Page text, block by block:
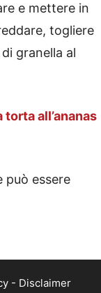
e mettere in
togliere
granella al
all’ananas
può essere
- Disclaimer